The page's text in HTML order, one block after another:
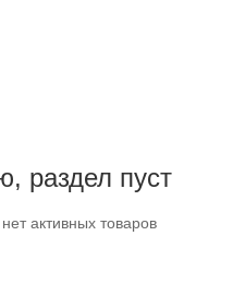
раздел пуст
активных товаров